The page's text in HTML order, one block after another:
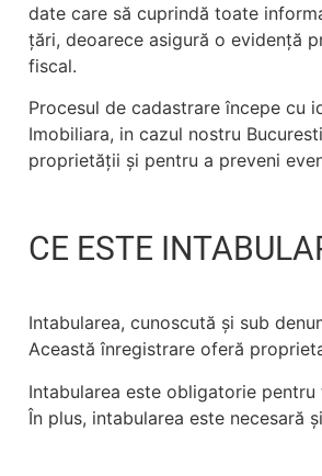
date care să cuprindă toate
țări, deoarece asigură o evidență
fiscal.
Procesul de cadastrare începe cu
Imobiliara, in cazul nostru
proprietății și pentru a preveni
CE ESTE
Intabularea, cunoscută și sub
Această înregistrare oferă
Intabularea este obligatorie
În plus, intabularea este necesară